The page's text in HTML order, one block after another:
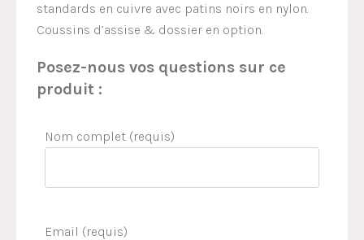
standards en cuivre avec patins noirs en nylon.
Coussins d’assise & dossier en option.
Posez-nous vos questions sur ce
produit :
Nom complet (requis)
Email (requis)